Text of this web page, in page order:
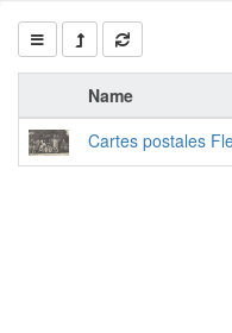
Name
Cartes postales